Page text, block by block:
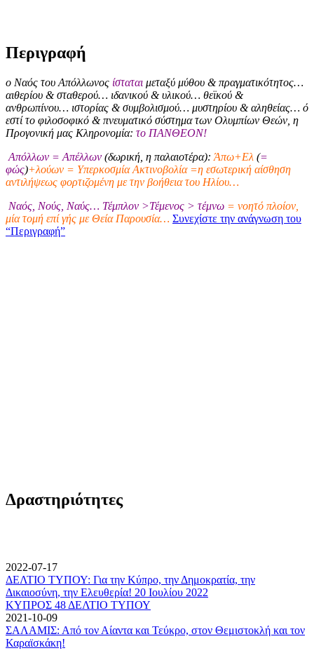
Περιγραφή
ο Ναός του Απόλλωνος ίσταται μεταξύ μύθου & πραγματικότητος…
αιθερίου & σταθερού… ιδανικού & υλικού… θεϊκού &
ανθρωπίνου… ιστορίας & συμβολισμού… μυστηρίου & αληθείας… ό
εστί το φιλοσοφικό & πνευματικό σύστημα των Ολυμπίων Θεών, η
Προγονική μας Κληρονομία: το ΠΑΝΘΕΟΝ!
Απόλλων = Απέλλων (δωρική, η παλαιοτέρα): Άπω+Ελ (=
φώς)+λούων = Υπερκοσμία Ακτινοβολία =η εσωτερική αίσθηση
αντιλήψεως φορτιζομένη με την βοήθεια του Ηλίου…
Ναός, Νούς, Ναύς… Τέμπλον >Τέμενος > τέμνω = νοητό πλοίον,
μία τομή επί γής με Θεία Παρουσία… Συνεχίστε την ανάγνωση του
“Περιγραφή”
Δραστηριότητες
2022-07-17
ΔΕΛΤΙΟ ΤΥΠΟΥ: Για την Κύπρο, την Δημοκρατία, την
Δικαιοσύνη, την Ελευθερία! 20 Ιουλίου 2022
ΚΥΠΡΟΣ 48 ΔΕΛΤΙΟ ΤΥΠΟΥ
2021-10-09
ΣΑΛΑΜΙΣ: Από τον Αίαντα και Τεύκρο, στον Θεμιστοκλή και τον
Καραϊσκάκη!